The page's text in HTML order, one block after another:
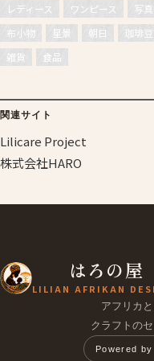
レディース
ワンピース 写
布小物
星景 朝日 珈琲豆
雑貨
食品
関連サイト
Lilicare Project
株式会社HARO
はろの屋
LILIAN AFRIKAN
アフリカと
クラフトの
Powered